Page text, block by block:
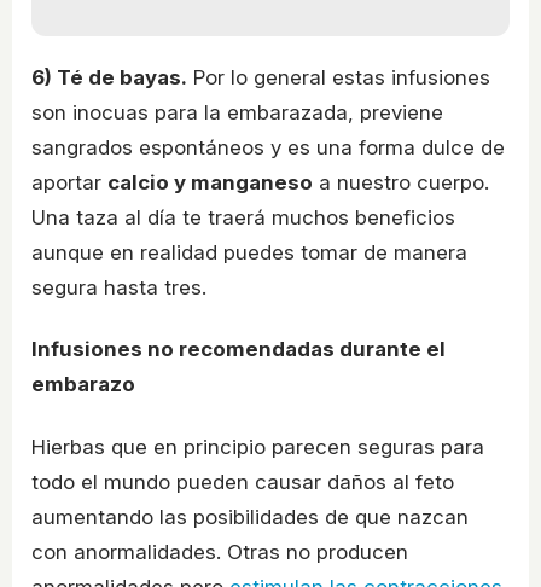
6) Té de bayas. Por lo general estas infusiones
son inocuas para la embarazada, previene
sangrados espontáneos y es una forma dulce de
aportar calcio y manganeso a nuestro cuerpo.
Una taza al día te traerá muchos beneficios
aunque en realidad puedes tomar de manera
segura hasta tres.
Infusiones no recomendadas durante el
embarazo
Hierbas que en principio parecen seguras para
todo el mundo pueden causar daños al feto
aumentando las posibilidades de que nazcan
con anormalidades. Otras no producen